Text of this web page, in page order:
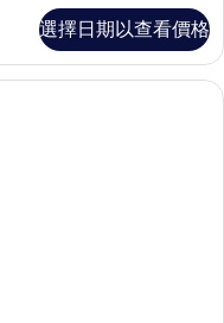
選擇日期以查看價格
遮光布/窗簾、免費無線上網、